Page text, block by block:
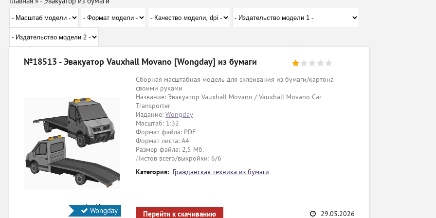
№18513 - Эвакуатор Vauxhall Movano [Wongday] из бумаги
Wongday
Сборная масштабная модель для склеивания из бумаги/картона
своими руками
Название: Эвакуатор Vauxhall Movano / Vauxhall Movano Car
Transporter
Издание: Wongday
Масштаб: 1:32
Формат файла: PDF
Формат листа: А4
Размер файла: 2,5 Мб.
Листов всего/выкройки: 6/6
Категория: Гражданская техника из бумаги
Перейти к скачиванию 29.05.2026